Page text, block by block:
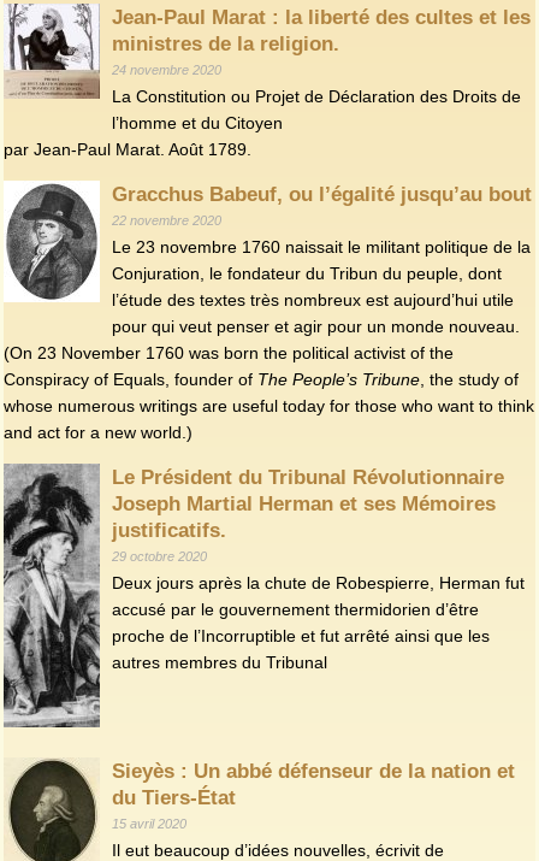
Jean-Paul Marat : la liberté des cultes et les
ministres de la religion.
24 novembre 2020
La Constitution ou Projet de Déclaration des Droits de
l’homme et du Citoyen
par Jean-Paul Marat. Août 1789.
Gracchus Babeuf, ou l’égalité jusqu’au bout
22 novembre 2020
Le 23 novembre 1760 naissait le militant politique de la
Conjuration, le fondateur du Tribun du peuple, dont
l’étude des textes très nombreux est aujourd’hui utile
pour qui veut penser et agir pour un monde nouveau.
(On 23 November 1760 was born the political activist of the
Conspiracy of Equals, founder of The People’s Tribune , the study of
whose numerous writings are useful today for those who want to think
and act for a new world.)
Le Président du Tribunal Révolutionnaire
Joseph Martial Herman et ses Mémoires
justificatifs.
29 octobre 2020
Deux jours après la chute de Robespierre, Herman fut
accusé par le gouvernement thermidorien d’être
proche de l’Incorruptible et fut arrêté ainsi que les
autres membres du Tribunal
Sieyès : Un abbé défenseur de la nation et
du Tiers-État
15 avril 2020
Il eut beaucoup d’idées nouvelles, écrivit de